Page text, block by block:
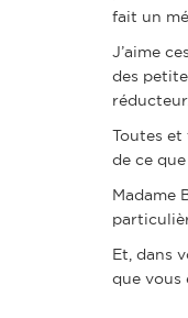
fait un
J’aime
des
Toutes et
de ce
Madame
Et, dans
que vous